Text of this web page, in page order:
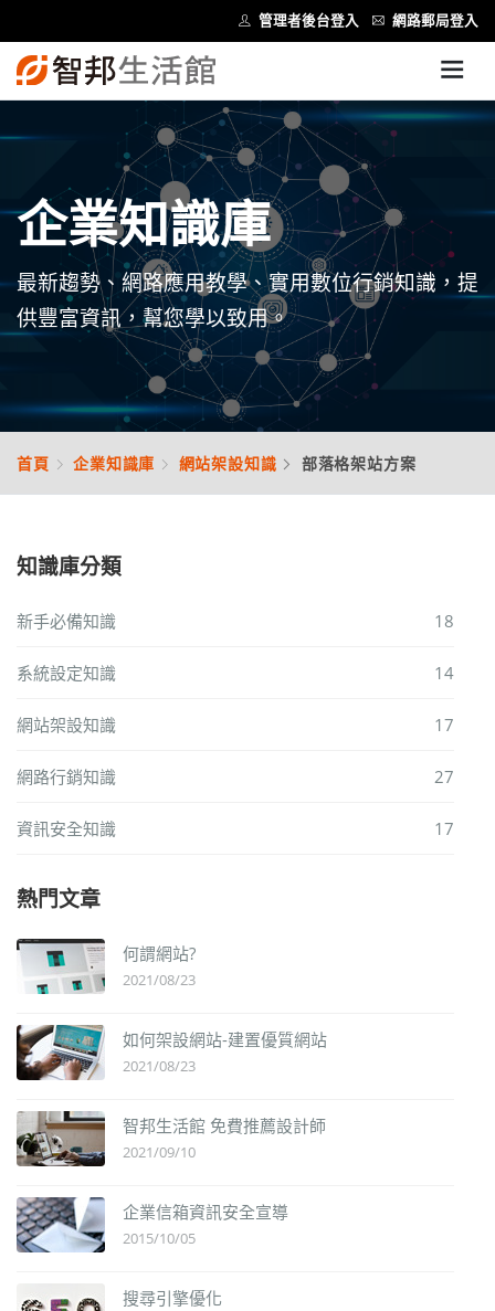
管理者後台登入 網路郵局登入
企業知識庫
最新趨勢、網路應用教學、實用數位行銷知識，提
供豐富資訊，幫您學以致用。
首頁 企業知識庫 網站架設知識 部落格架站方案
知識庫分類
新手必備知識 18
系統設定知識 14
網站架設知識 17
網路行銷知識 27
資訊安全知識 17
熱門文章
何謂網站?
2021/08/23
如何架設網站-建置優質網站
2021/08/23
智邦生活館 免費推薦設計師
2021/09/10
企業信箱資訊安全宣導
2015/10/05
搜尋引擎優化